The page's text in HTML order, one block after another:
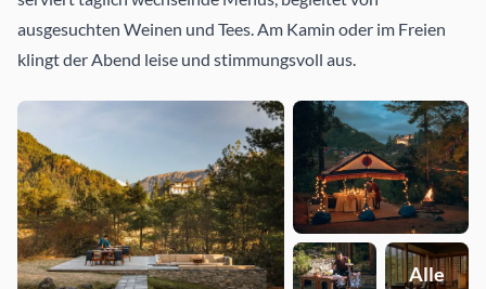
ausgesuchten Weinen und Tees. Am Kamin oder im Freien
klingt der Abend leise und stimmungsvoll aus.
Alle